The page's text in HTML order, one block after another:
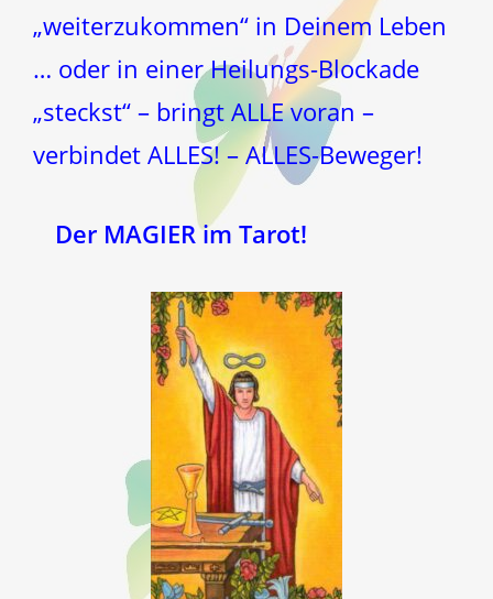
„weiterzukommen“ in Deinem Leben
… oder in einer Heilungs-Blockade
„steckst“ – bringt ALLE voran –
verbindet ALLES! – ALLES-Beweger!
Der MAGIER im Tarot!